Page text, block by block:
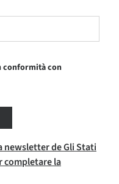
conformità con
newsletter de Gli Stati
completare la